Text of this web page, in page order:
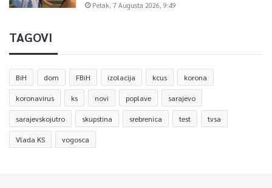
Petak, 7 Augusta 2026, 9:49
TAGOVI
BiH dom FBiH izolacija kcus korona
koronavirus ks novi poplave sarajevo
sarajevskojutro skupstina srebrenica test tvsa
Vlada KS vogosca